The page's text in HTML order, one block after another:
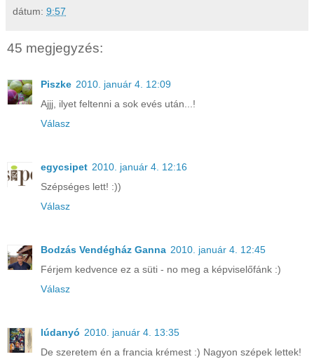
dátum: 9:57
45 megjegyzés:
Piszke 2010. január 4. 12:09
Ajjj, ilyet feltenni a sok evés után...!
Válasz
egycsipet 2010. január 4. 12:16
Szépséges lett! :))
Válasz
Bodzás Vendégház Ganna 2010. január 4. 12:45
Férjem kedvence ez a süti - no meg a képviselőfánk :)
Válasz
lúdanyó 2010. január 4. 13:35
De szeretem én a francia krémest :) Nagyon szépek lettek!